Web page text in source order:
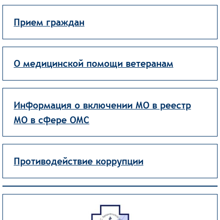
Прием граждан
О медицинской помощи ветеранам
Информация о включении МО в реестр
МО в сфере ОМС
Противодействие коррупции